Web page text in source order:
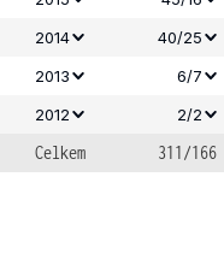
2014
40/25
2013
6/7
2012
2/2
Celkem 311/166